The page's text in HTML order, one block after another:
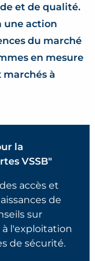
et de qualité.
une action
du marché
en mesure
à
la
VSSB"
accès et
de
sur
à l'exploitation
de sécurité.